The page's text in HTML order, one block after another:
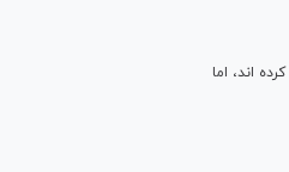
نفر ۲ دز واکسن کرونا را تزریق کرده اند، اما